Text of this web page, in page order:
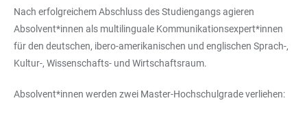
Nach erfolgreichem Abschluss des Studiengangs agieren
Absolvent*innen als multilinguale Kommunikationsexpert*innen
für den deutschen, ibero-amerikanischen und englischen Sprach-,
Kultur-, Wissenschafts- und Wirtschaftsraum.
Absolvent*innen werden zwei Master-Hochschulgrade verliehen: